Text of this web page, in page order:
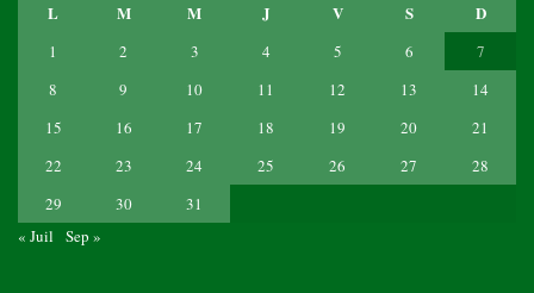
L M M J V S D
1 2 3 4 5 6
7
8
9 10 11 12 13
14
15
16 17 18 19 20
21
22
23 24 25 26 27
28
29
30
31
« Juil
Sep »